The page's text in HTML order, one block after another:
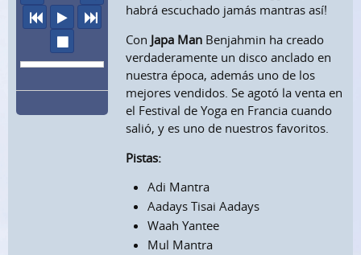
anteriorescucharsiguiente
habrá escuchado jamás mantras así!
Con Japa Man Benjahmin ha creado
verdaderamente un disco anclado en
nuestra época, además uno de los
mejores vendidos. Se agotó la venta en
el Festival de Yoga en Francia cuando
salió, y es uno de nuestros favoritos.
Pistas:
Adi Mantra
Aadays Tisai Aadays
Waah Yantee
Mul Mantra